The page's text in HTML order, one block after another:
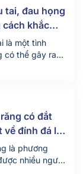
tai, đau họng
cách khắc
là một tình
có thể gây ra
cho người
này có thể xuất
tìm hiểu rõ
hiệu và cách
có đắt
đính đá lên
là phương
nhiều người
nay. Vậy chi